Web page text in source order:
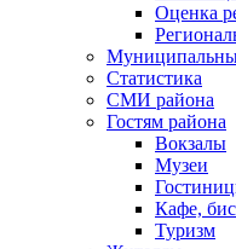
Оценка
Статистика
СМИ района
Гостям района
Вокзалы
Музеи
Кафе,
Туризм